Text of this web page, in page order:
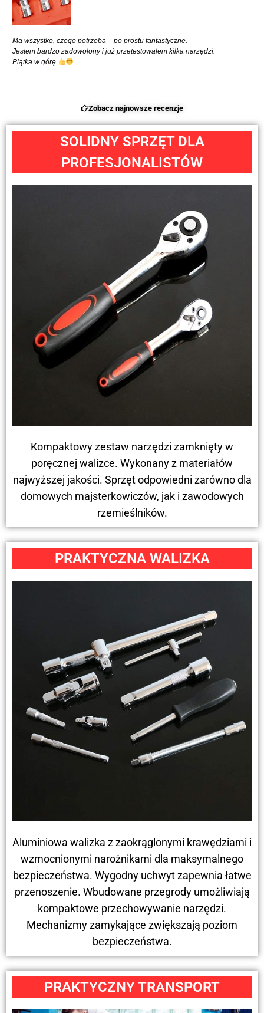
Ma wszystko, czego potrzeba – po prostu fantastyczne.
Jestem bardzo zadowolony i już przetestowałem kilka narzędzi.
Piątka w górę
Zobacz najnowsze recenzje
SOLIDNY SPRZĘT DLA
PROFESJONALISTÓW
Kompaktowy zestaw narzędzi zamknięty w
poręcznej walizce. Wykonany z materiałów
najwyższej jakości. Sprzęt odpowiedni zarówno dla
domowych majsterkowiczów, jak i zawodowych
rzemieślników.
PRAKTYCZNA WALIZKA
Aluminiowa walizka z zaokrąglonymi krawędziami i
wzmocnionymi narożnikami dla maksymalnego
bezpieczeństwa. Wygodny uchwyt zapewnia łatwe
przenoszenie. Wbudowane przegrody umożliwiają
kompaktowe przechowywanie narzędzi.
Mechanizmy zamykające zwiększają poziom
bezpieczeństwa.
PRAKTYCZNY TRANSPORT